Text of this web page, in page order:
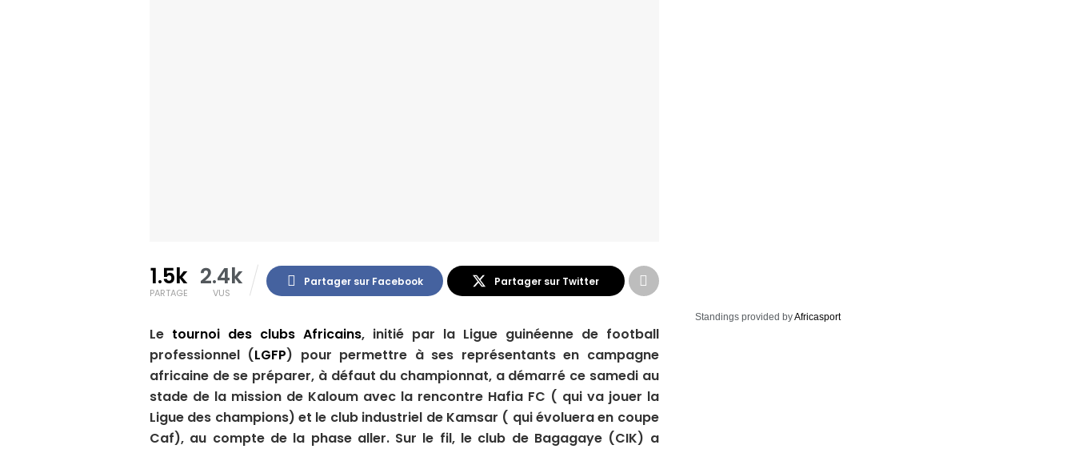
1.5k
PARTAGE
2.4k
VUS
Partager sur Facebook Partager sur Twitter
Le tournoi des clubs Africains, initié par la Ligue guinéenne de football
professionnel (LGFP) pour permettre à ses représentants en campagne
africaine de se préparer, à défaut du championnat, a démarré ce samedi au
stade de la mission de Kaloum avec la rencontre Hafia FC ( qui va jouer la
Ligue des champions) et le club industriel de Kamsar ( qui évoluera en coupe
Caf), au compte de la phase aller. Sur le fil, le club de Bagagaye (CIK) a
Standings provided byAfricasport